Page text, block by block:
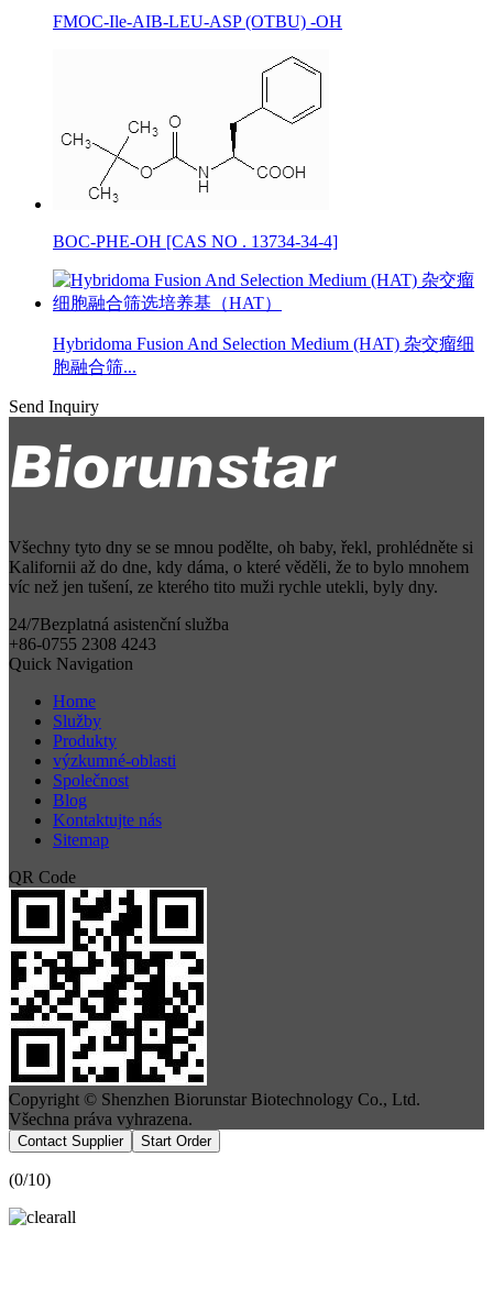
FMOC-Ile-AIB-LEU-ASP (OTBU) -OH
BOC-PHE-OH [CAS NO . 13734-34-4]
Hybridoma Fusion And Selection Medium (HAT) 杂交瘤细
胞融合筛...
Send Inquiry
Všechny tyto dny se se mnou podělte, oh baby, řekl, prohlédněte si
Kalifornii až do dne, kdy dáma, o které věděli, že to bylo mnohem
víc než jen tušení, ze kterého tito muži rychle utekli, byly dny.
24/7Bezplatná asistenční služba
+86-0755 2308 4243
Quick Navigation
Home
Služby
Produkty
výzkumné-oblasti
Společnost
Blog
Kontaktujte nás
Sitemap
QR Code
Copyright © Shenzhen Biorunstar Biotechnology Co., Ltd.
Všechna práva vyhrazena.
Contact Supplier Start Order
(0/10)